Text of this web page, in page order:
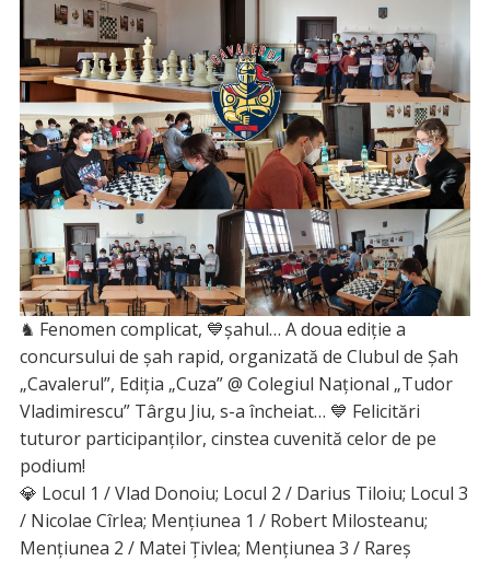
♞ Fenomen complicat, 💙șahul… A doua ediție a
concursului de șah rapid, organizată de Clubul de Șah
„Cavalerul”, Ediția „Cuza” @ Colegiul Național „Tudor
Vladimirescu” Târgu Jiu, s-a încheiat… 💙 Felicitări
tuturor participanților, cinstea cuvenită celor de pe
podium!
💎 Locul 1 / Vlad Donoiu; Locul 2 / Darius Tiloiu; Locul 3
/ Nicolae Cîrlea; Mențiunea 1 / Robert Milosteanu;
Mențiunea 2 / Matei Țivlea; Mențiunea 3 / Rareș